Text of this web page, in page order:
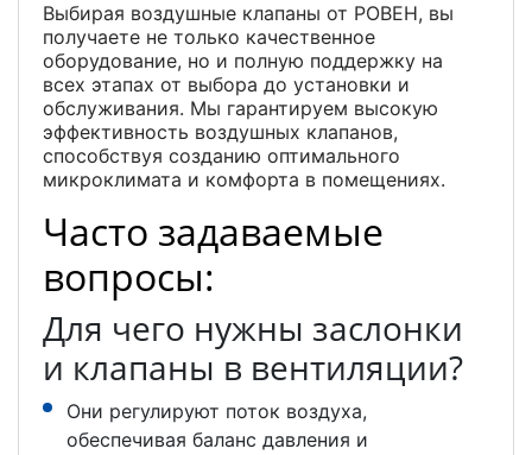
Выбирая воздушные клапаны от РОВЕН, вы
получаете не только качественное
оборудование, но и полную поддержку на
всех этапах от выбора до установки и
обслуживания. Мы гарантируем высокую
эффективность воздушных клапанов,
способствуя созданию оптимального
микроклимата и комфорта в помещениях.
Часто задаваемые
вопросы:
Для чего нужны заслонки
и клапаны в вентиляции?
Они регулируют поток воздуха,
обеспечивая баланс давления и